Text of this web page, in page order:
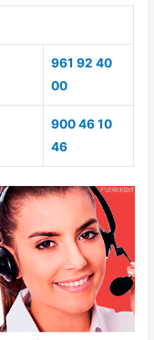
961 92 40
00
900 46 10
46